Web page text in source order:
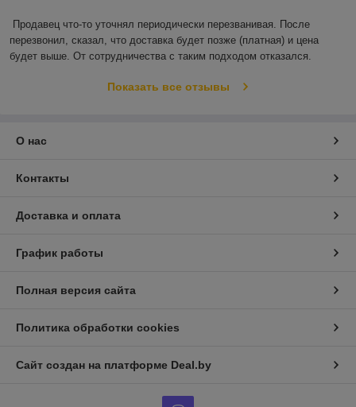
Продавец что-то уточнял периодически перезванивая. После
перезвонил, сказал, что доставка будет позже (платная) и цена
будет выше. От сотрудничества с таким подходом отказался.
Показать все отзывы
О нас
Контакты
Доставка и оплата
График работы
Полная версия сайта
Политика обработки cookies
Сайт создан на платформе Deal.by